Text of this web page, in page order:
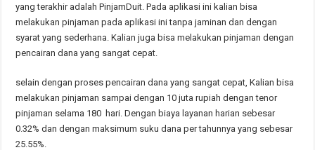
yang terakhir adalah PinjamDuit. Pada aplikasi ini kalian bisa
melakukan pinjaman pada aplikasi ini tanpa jaminan dan dengan
syarat yang sederhana. Kalian juga bisa melakukan pinjaman dengan
pencairan dana yang sangat cepat.
selain dengan proses pencairan dana yang sangat cepat, Kalian bisa
melakukan pinjaman sampai dengan 10 juta rupiah dengan tenor
pinjaman selama 180 hari. Dengan biaya layanan harian sebesar
0.32% dan dengan maksimum suku dana per tahunnya yang sebesar
25.55%.